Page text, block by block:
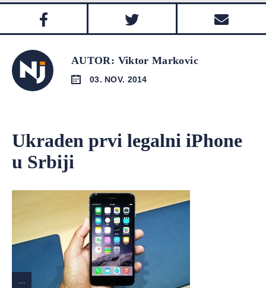
AUTOR: Viktor Markovic
03. NOV. 2014
Ukraden prvi legalni iPhone
u Srbiji
…